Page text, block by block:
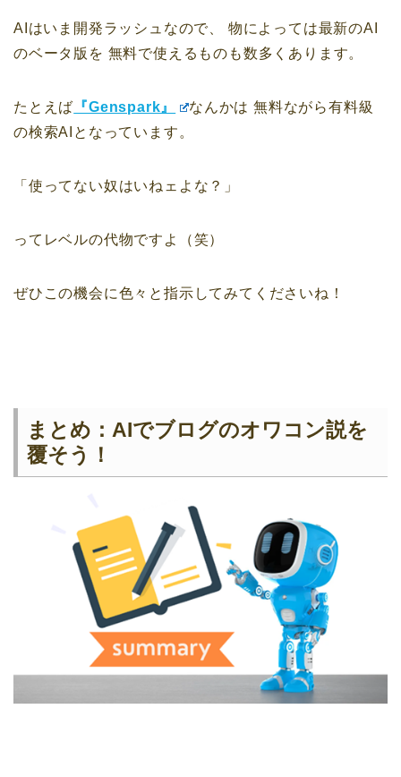
AIはいま開発ラッシュなので、
物によっては最新のAI
のベータ版を 無料で使えるものも数多くあります。
たとえば 『Genspark』 なんかは 無料ながら有料級
の検索AIとなっています。
「使ってない奴はいねェよな？」
ってレベルの代物ですよ（笑）
ぜひこの機会に色々と指示してみてくださいね！
まとめ：AIでブログのオワコン説を
覆そう！